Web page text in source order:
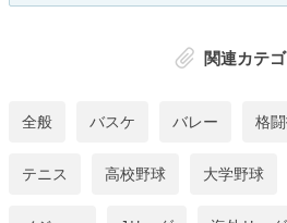
関連カテ
全般 バスケ バレー 格
テニス 高校野球 大学野球